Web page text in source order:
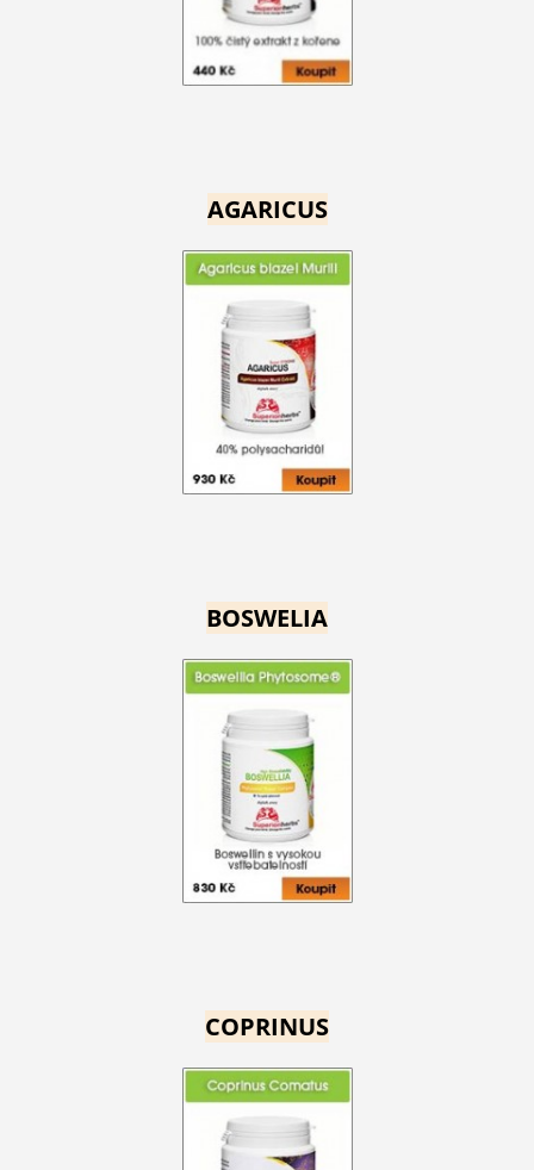
AGARICUS
BOSWELIA
COPRINUS